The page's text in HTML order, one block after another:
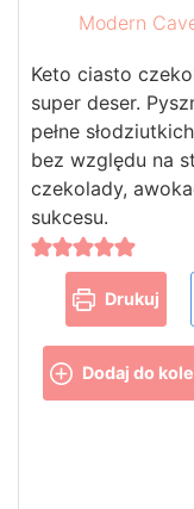
Modern
Keto ciasto
super deser.
pełne
bez względu na
czekolady,
sukcesu.
Drukuj
Dodaj do